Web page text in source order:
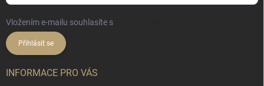
Vložením e-mailu souhlasíte s
Přihlásit se
INFORMACE PRO VÁS